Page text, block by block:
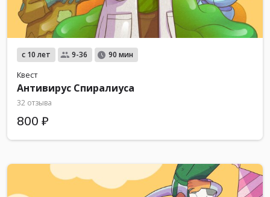
с 10 лет 9-36 90 мин
Квест
Антивирус Спиралиуса
32 отзыва
800 ₽